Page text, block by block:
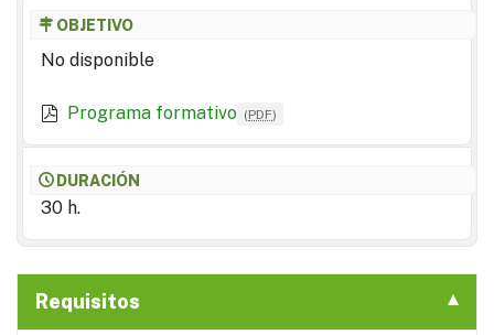
OBJETIVO
No disponible
Programa formativo (PDF)
DURACIÓN
30 h.
Requisitos